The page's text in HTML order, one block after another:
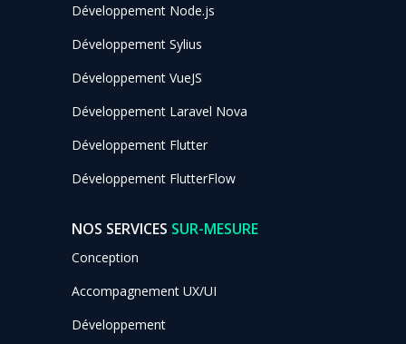
Développement Node.js
Développement Sylius
Développement VueJS
Développement Laravel Nova
Développement Flutter
Développement FlutterFlow
NOS SERVICES SUR-MESURE
Conception
Accompagnement UX/UI
Développement